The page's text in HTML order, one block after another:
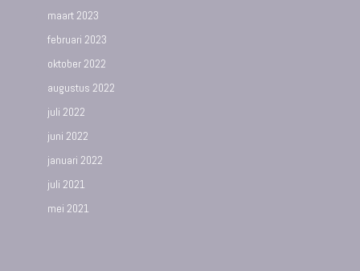
maart 2023
februari 2023
oktober 2022
augustus 2022
juli 2022
juni 2022
januari 2022
juli 2021
mei 2021